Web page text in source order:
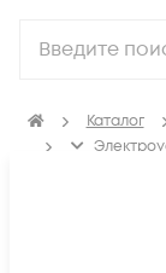
Каталог